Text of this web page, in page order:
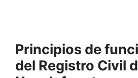
Principios de
del Registro Civil